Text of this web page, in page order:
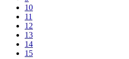
10
11
12
13
14
15